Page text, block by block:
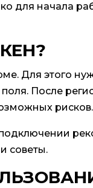
для начала
Для этого
После
рисков.
советы.